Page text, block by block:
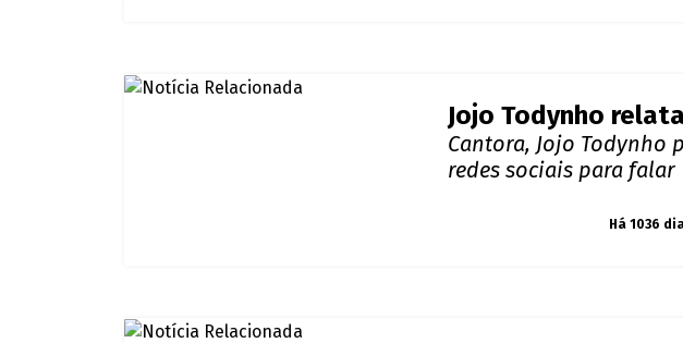
Jojo Todynho
Cantora, Jojo
redes sociais para falar
Há 1036